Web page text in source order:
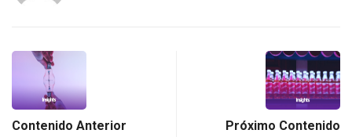
Contenido Anterior Próximo Contenido